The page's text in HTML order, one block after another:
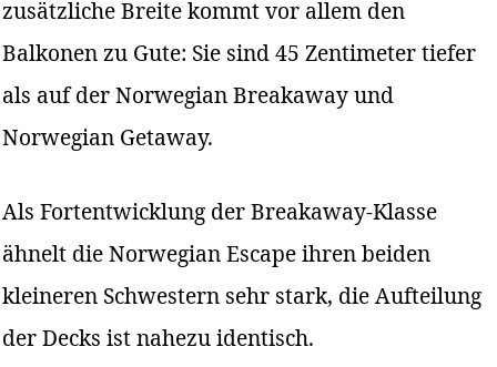
zusätzliche Breite kommt vor allem den
Balkonen zu Gute: Sie sind 45 Zentimeter tiefer
als auf der Norwegian Breakaway und
Norwegian Getaway.
Als Fortentwicklung der Breakaway-Klasse
ähnelt die Norwegian Escape ihren beiden
kleineren Schwestern sehr stark, die Aufteilung
der Decks ist nahezu identisch.